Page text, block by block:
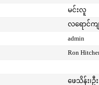
မင်းလူ
လရောင်က
admin
Ron
ဖေသိန်း၊ဦး